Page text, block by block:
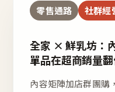
零售通路 社群經
全家 × 鮮乳坊：
單品在超商銷量
內容矩陣加店群團購